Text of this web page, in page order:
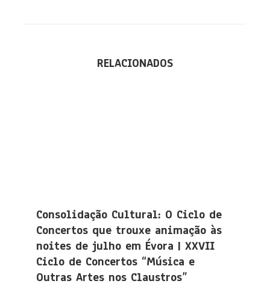
RELACIONADOS
Consolidação Cultural: O Ciclo de
Concertos que trouxe animação às
noites de julho em Évora | XXVII
Ciclo de Concertos “Música e
Outras Artes nos Claustros”